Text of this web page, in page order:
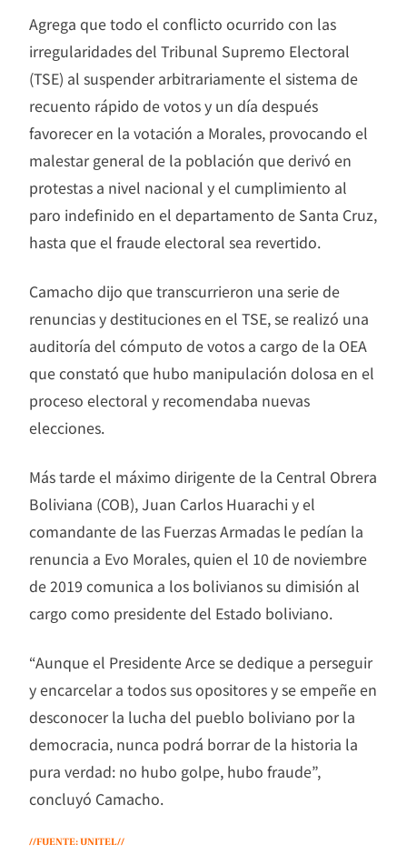
Agrega que todo el conflicto ocurrido con las
irregularidades del Tribunal Supremo Electoral
(TSE) al suspender arbitrariamente el sistema de
recuento rápido de votos y un día después
favorecer en la votación a Morales, provocando el
malestar general de la población que derivó en
protestas a nivel nacional y el cumplimiento al
paro indefinido en el departamento de Santa Cruz,
hasta que el fraude electoral sea revertido.
Camacho dijo que transcurrieron una serie de
renuncias y destituciones en el TSE, se realizó una
auditoría del cómputo de votos a cargo de la OEA
que constató que hubo manipulación dolosa en el
proceso electoral y recomendaba nuevas
elecciones.
Más tarde el máximo dirigente de la Central Obrera
Boliviana (COB), Juan Carlos Huarachi y el
comandante de las Fuerzas Armadas le pedían la
renuncia a Evo Morales, quien el 10 de noviembre
de 2019 comunica a los bolivianos su dimisión al
cargo como presidente del Estado boliviano.
“Aunque el Presidente Arce se dedique a perseguir
y encarcelar a todos sus opositores y se empeñe en
desconocer la lucha del pueblo boliviano por la
democracia, nunca podrá borrar de la historia la
pura verdad: no hubo golpe, hubo fraude”,
concluyó Camacho.
//FUENTE: UNITEL//